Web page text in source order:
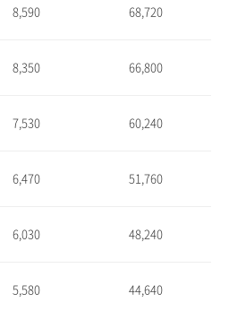
8,590 68,720
8,350 66,800
7,530 60,240
6,470 51,760
6,030 48,240
5,580 44,640